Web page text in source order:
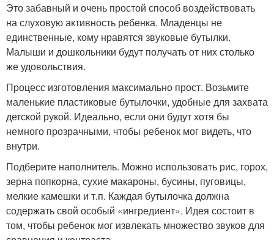
Это забавный и очень простой способ воздействовать
на слуховую активность ребенка. Младенцы не
единственные, кому нравятся звуковые бутылки.
Малыши и дошкольники будут получать от них столько
же удовольствия.
Процесс изготовления максимально прост. Возьмите
маленькие пластиковые бутылочки, удобные для захвата
детской рукой. Идеально, если они будут хотя бы
немного прозрачными, чтобы ребенок мог видеть, что
внутри.
Подберите наполнитель. Можно использовать рис, горох,
зерна попкорна, сухие макароны, бусины, пуговицы,
мелкие камешки и т.п. Каждая бутылочка должна
содержать свой особый «ингредиент». Идея состоит в
том, чтобы ребенок мог извлекать множество звуков для